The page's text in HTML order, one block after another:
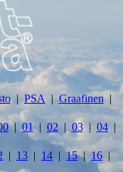
PSA Graafinen
01 02 03 04
13 14 15 16